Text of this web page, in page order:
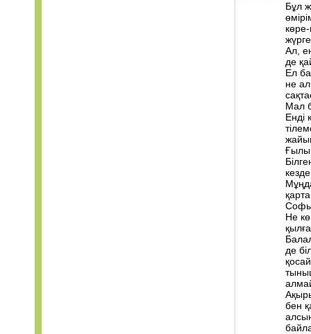
Бұл
Ал,
де
Ел
не
Мал
Енді
Не
де
бен